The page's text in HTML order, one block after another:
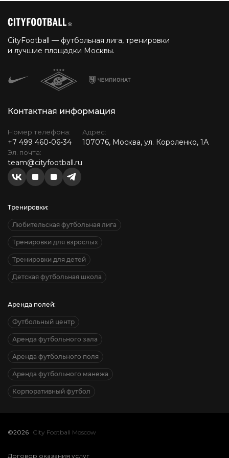
CityFootball — футбольная лига, тренировки
и лучшие площадки Москвы.
Контактная информация
Номер телефона:
+7 499 460-06-34
Эл. почта:
team@cityfootball.ru
Адрес:
107076, Москва, ул. Короленко, 1А
Тренировки:
Любительская футбольная лига
Тренировки для взрослых
Тренировки для детей
Детская футбольная школа
Аренда полей:
Футбольный центр
Аренда футбольного зала
Аренда футбольного поля
Аренда футбольного манежа
Корпоративный футбол
©2026 City Football Moscow
Договор оказания услуг